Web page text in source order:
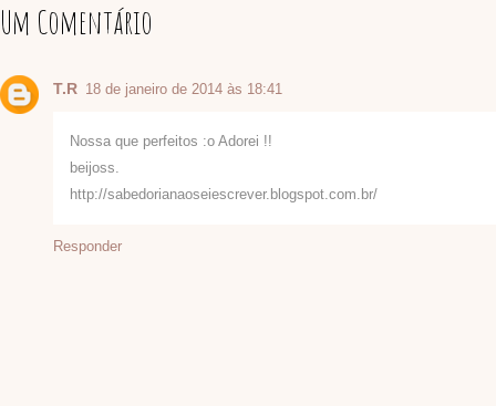
Um Comentário
T.R 18 de janeiro de 2014 às 18:41
Nossa que perfeitos :o Adorei !!
beijoss.
http://sabedorianaoseiescrever.blogspot.com.br/
Responder